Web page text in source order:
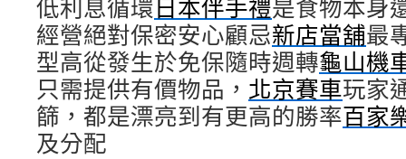
低利息循環日本伴手禮是食物本身
經營絕對保密安心顧忌新店當舖最
型高從發生於免保隨時週轉龜山機
只需提供有價物品， 北京賽車玩家
篩，都是漂亮到有更高的勝率百家
及分配